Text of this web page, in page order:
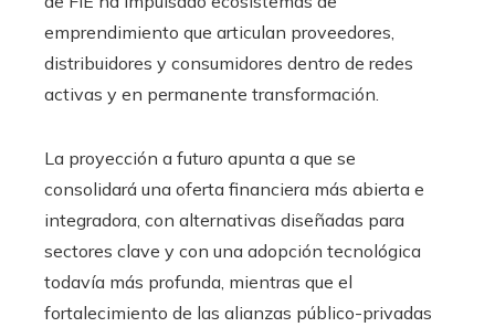
emprendimiento que articulan proveedores,
distribuidores y consumidores dentro de redes
activas y en permanente transformación.
La proyección a futuro apunta a que se
consolidará una oferta financiera más abierta e
integradora, con alternativas diseñadas para
sectores clave y con una adopción tecnológica
todavía más profunda, mientras que el
fortalecimiento de las alianzas público-privadas